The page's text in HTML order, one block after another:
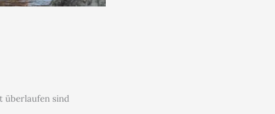
überlaufen sind